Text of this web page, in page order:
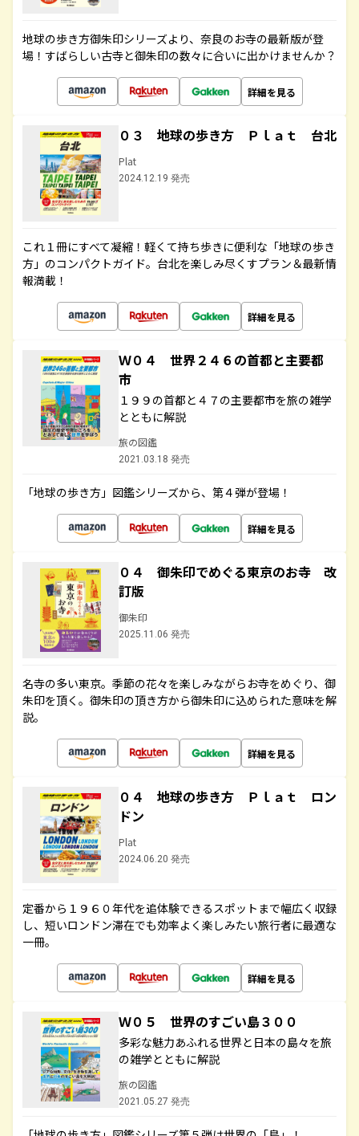
地球の歩き方御朱印シリーズより、奈良のお寺の最新版が登
場！すばらしい古寺と御朱印の数々に合いに出かけませんか？
詳細を見る
０３ 地球の歩き方 Ｐｌａｔ 台北
Plat
2024.12.19 発売
これ１冊にすべて凝縮！軽くて持ち歩きに便利な「地球の歩き
方」のコンパクトガイド。台北を楽しみ尽くすプラン＆最新情
報満載！
詳細を見る
Ｗ０４ 世界２４６の首都と主要都
市
１９９の首都と４７の主要都市を旅の雑学
とともに解説
旅の図鑑
2021.03.18 発売
「地球の歩き方」図鑑シリーズから、第４弾が登場！
詳細を見る
０４ 御朱印でめぐる東京のお寺 改
訂版
御朱印
2025.11.06 発売
名寺の多い東京。季節の花々を楽しみながらお寺をめぐり、御
朱印を頂く。御朱印の頂き方から御朱印に込められた意味を解
説。
詳細を見る
０４ 地球の歩き方 Ｐｌａｔ ロン
ドン
Plat
2024.06.20 発売
定番から１９６０年代を追体験できるスポットまで幅広く収録
し、短いロンドン滞在でも効率よく楽しみたい旅行者に最適な
一冊。
詳細を見る
Ｗ０５ 世界のすごい島３００
多彩な魅力あふれる世界と日本の島々を旅
の雑学とともに解説
旅の図鑑
2021.05.27 発売